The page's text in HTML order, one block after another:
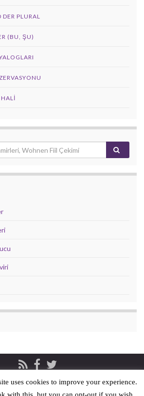
DER PLURAL
(BU, ŞU)
& Cookies Policy İletişim
uses cookies to improve your experience.